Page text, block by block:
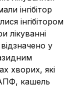
інгібітор
інгібітором
лікуванні
у
хворих, які
АПФ, кашель